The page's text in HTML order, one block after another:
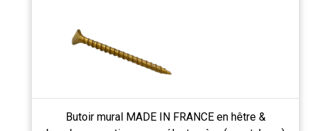
Butoir mural MADE IN FRANCE en hêtre &